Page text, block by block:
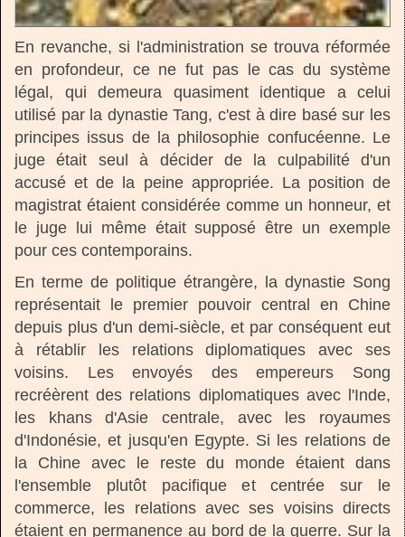
En revanche, si l'administration se trouva réformée
en profondeur, ce ne fut pas le cas du système
légal, qui demeura quasiment identique a celui
utilisé par la dynastie Tang, c'est à dire basé sur les
principes issus de la philosophie confucéenne. Le
juge était seul à décider de la culpabilité d'un
accusé et de la peine appropriée. La position de
magistrat étaient considérée comme un honneur, et
le juge lui même était supposé être un exemple
pour ces contemporains.
En terme de politique étrangère, la dynastie Song
représentait le premier pouvoir central en Chine
depuis plus d'un demi-siècle, et par conséquent eut
à rétablir les relations diplomatiques avec ses
voisins. Les envoyés des empereurs Song
recréèrent des relations diplomatiques avec l'Inde,
les khans d'Asie centrale, avec les royaumes
d'Indonésie, et jusqu'en Egypte. Si les relations de
la Chine avec le reste du monde étaient dans
l'ensemble plutôt pacifique et centrée sur le
commerce, les relations avec ses voisins directs
étaient en permanence au bord de la guerre. Sur la